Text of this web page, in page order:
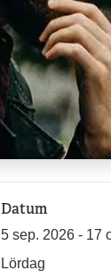
Datum
5 sep. 2026 - 17
Lördag